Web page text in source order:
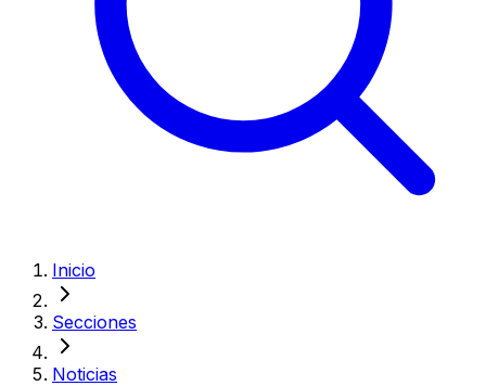
Inicio
Secciones
Noticias